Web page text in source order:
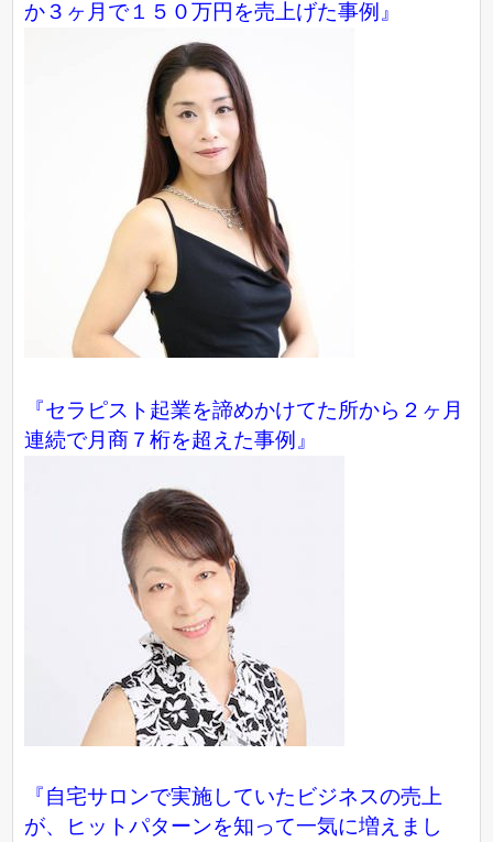
か３ヶ月で１５０万円を売上げた事例』
『セラピスト起業を諦めかけてた所から２ヶ月
連続で月商７桁を超えた事例』
『自宅サロンで実施していたビジネスの売上
が、ヒットパターンを知って一気に増えまし